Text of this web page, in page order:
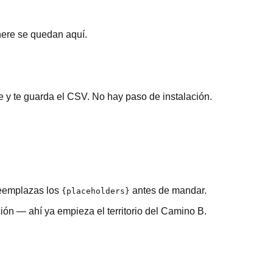
se quedan aquí.
te guarda el CSV. No hay paso de instalación.
los {placeholders} antes de mandar.
— ahí ya empieza el territorio del Camino B.